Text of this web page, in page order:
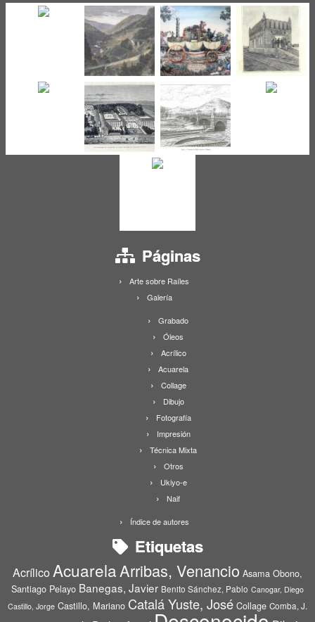
Páginas
Arte sobre Raíles
Galería
Grabado
Óleos
Acrílico
Acuarela
Collage
Dibujo
Fotografía
Impresión
Técnica Mixta
Otros
Ukiyo-e
Naif
Índice de autores
Etiquetas
Acrílico AcuarelaArribas, Venancio Asama Obono,
Santiago Pelayo Banegas, Javier Benito Sánchez, Pablo Canogar, Diego
Castillo, Jorge Castillo, Mariano Catalá Yuste, José Collage Comba, J.